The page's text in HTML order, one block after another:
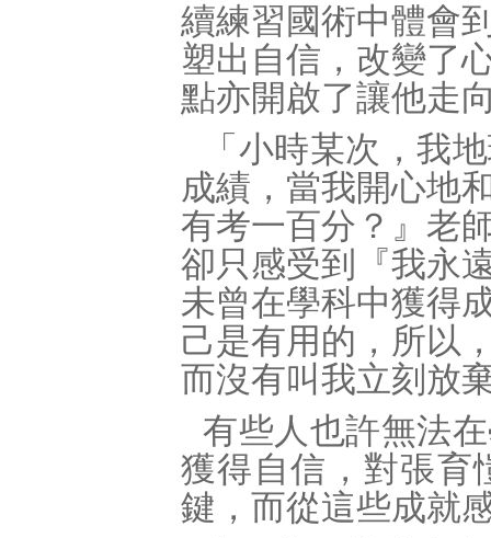
續練習國術中體會
塑出自信，改變了
點亦開啟了讓他走
「小時某次，我
成績，當我開心地
有考一百分？』老
卻只感受到『我永
未曾在學科中獲得
己是有用的，所以
而沒有叫我立刻放
有些人也許無法
獲得自信，對張育
鍵，而從這些成就